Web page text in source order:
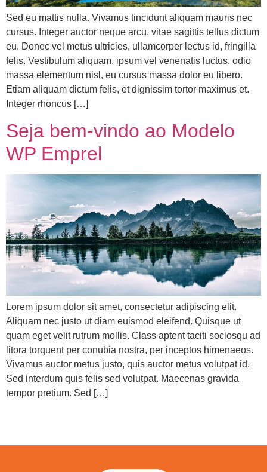
Sed eu mattis nulla. Vivamus tincidunt aliquam mauris nec
cursus. Integer auctor neque arcu, vitae sagittis tellus dictum
eu. Donec vel metus ultricies, ullamcorper lectus id, fringilla
felis. Vestibulum aliquam, ipsum vel venenatis luctus, odio
massa elementum nisl, eu cursus massa dolor eu libero.
Etiam aliquam dictum felis, et dignissim tortor maximus et.
Integer rhoncus […]
Seja bem-vindo ao Modelo
WP Emprel
Lorem ipsum dolor sit amet, consectetur adipiscing elit.
Aliquam nec justo ut diam euismod eleifend. Quisque ut
quam eget velit rutrum mollis. Class aptent taciti sociosqu ad
litora torquent per conubia nostra, per inceptos himenaeos.
Vivamus auctor metus justo, quis auctor metus volutpat id.
Sed interdum quis felis sed volutpat. Maecenas gravida
tempor pretium. Sed […]